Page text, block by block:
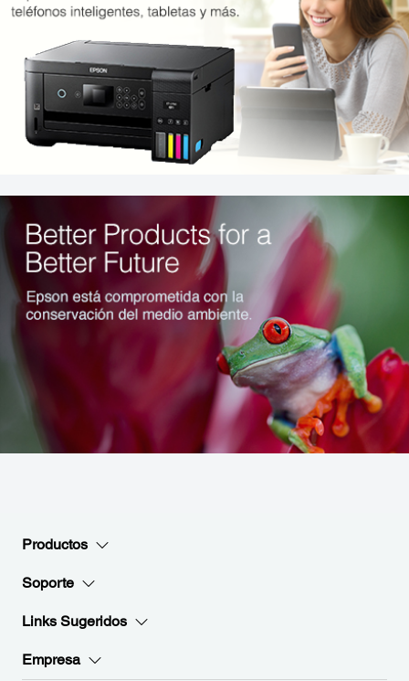
Productos
Soporte
Links Sugeridos
Empresa